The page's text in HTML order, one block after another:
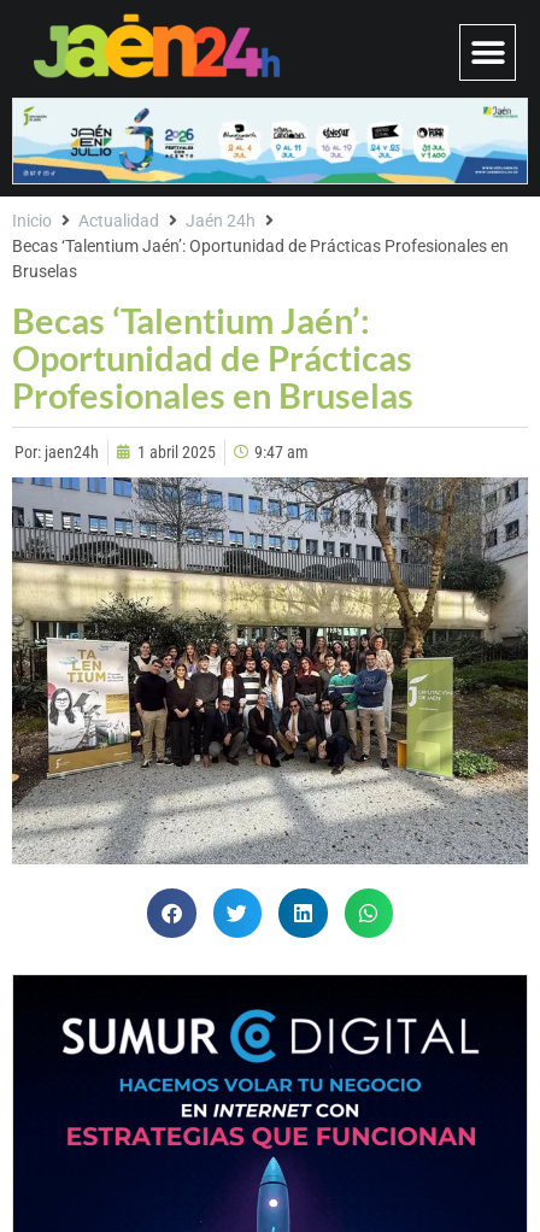
Becas ‘Talentium Jaén’:
Oportunidad de Prácticas
Profesionales en Bruselas
Inicio Actualidad
Jaén 24h
Becas ‘Talentium Jaén’: Oportunidad de Prácticas Profesionales en
Bruselas
Por: jaen24h 1 abril 2025 9:47 am